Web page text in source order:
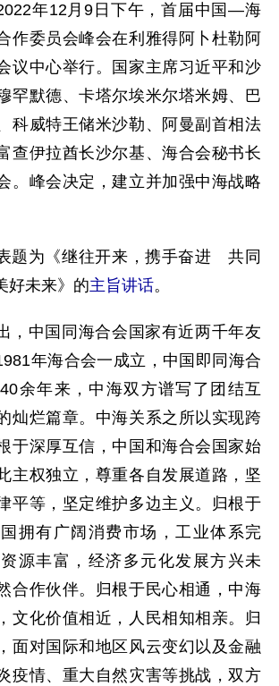
年12月9日下午，首届中国—海
作委员会峰会在利雅得阿卜杜勒阿
议中心举行。国家主席习近平和沙
罕默德、卡塔尔埃米尔塔米姆、巴
科威特王储米沙勒、阿曼副首相法
查伊拉酋长沙尔基、海合会秘书长
。峰会决定，建立并加强中海战略
题为《继往开来，携手奋进 共同
好未来》的主旨讲话。
，中国同海合会国家有近两千年友
年海合会一成立，中国即同海合
余年来，中海双方谱写了团结互
灿烂篇章。中海关系之所以实现跨
于深厚互信，中国和海合会国家始
主权独立，尊重各自发展道路，坚
平等，坚定维护多边主义。归根于
拥有广阔消费市场，工业体系完
源丰富，经济多元化发展方兴未
合作伙伴。归根于民心相通，中海
文化价值相近，人民相知相亲。归
面对国际和地区风云变幻以及金融
疫情、重大自然灾害等挑战，双方